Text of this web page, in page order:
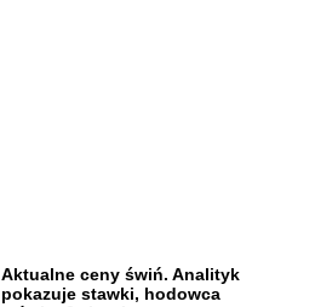
Aktualne ceny świń. Analityk
pokazuje stawki, hodowca